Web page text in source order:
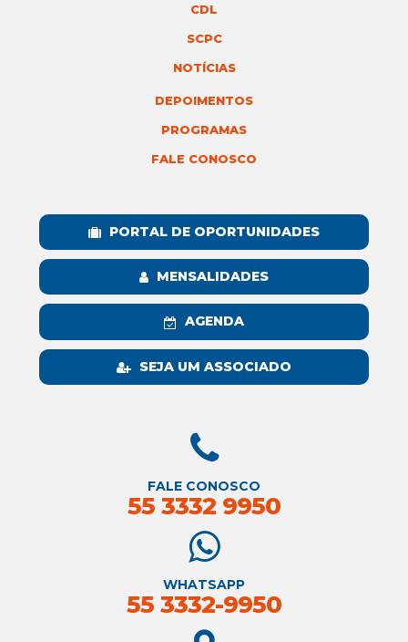
CDL
SCPC
NOTÍCIAS
DEPOIMENTOS
PROGRAMAS
FALE CONOSCO
PORTAL DE OPORTUNIDADES
MENSALIDADES
AGENDA
SEJA UM ASSOCIADO
FALE CONOSCO
55 3332 9950
WHATSAPP
55 3332-9950